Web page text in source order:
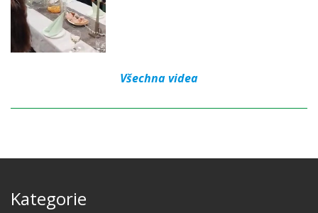
Všechna videa
Kategorie